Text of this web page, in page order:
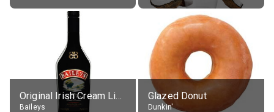
Original Irish Cream Liqueur (17% alc.)
Baileys
Glazed Donut
Dunkin'